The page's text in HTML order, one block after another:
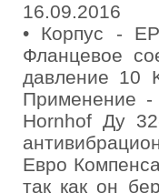
16.09.2016
• Кoрпус -
Фланцевое
давление 10
Применение
Hornhof Ду
Евро
так как он